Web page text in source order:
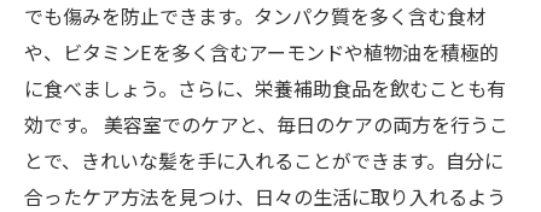
でも傷みを防止できます。タンパク質を多く含む食材
や、ビタミンEを多く含むアーモンドや植物油を積極的
に食べましょう。さらに、栄養補助食品を飲むことも有
効です。 美容室でのケアと、毎日のケアの両方を行うこ
とで、きれいな髪を手に入れることができます。自分に
合ったケア方法を見つけ、日々の生活に取り入れるよう